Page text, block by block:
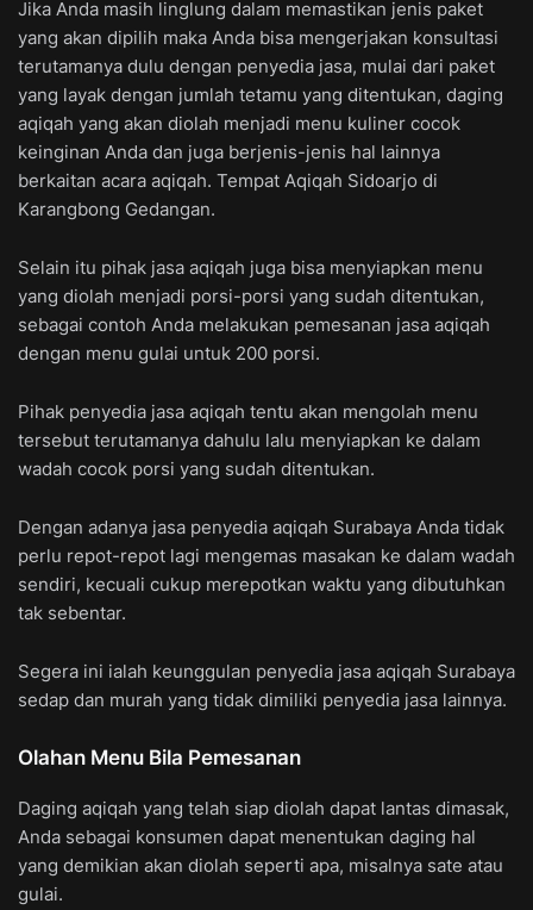
Jika Anda masih linglung dalam memastikan jenis paket
yang akan dipilih maka Anda bisa mengerjakan konsultasi
terutamanya dulu dengan penyedia jasa, mulai dari paket
yang layak dengan jumlah tetamu yang ditentukan, daging
aqiqah yang akan diolah menjadi menu kuliner cocok
keinginan Anda dan juga berjenis-jenis hal lainnya
berkaitan acara aqiqah. Tempat Aqiqah Sidoarjo di
Karangbong Gedangan.
Selain itu pihak jasa aqiqah juga bisa menyiapkan menu
yang diolah menjadi porsi-porsi yang sudah ditentukan,
sebagai contoh Anda melakukan pemesanan jasa aqiqah
dengan menu gulai untuk 200 porsi.
Pihak penyedia jasa aqiqah tentu akan mengolah menu
tersebut terutamanya dahulu lalu menyiapkan ke dalam
wadah cocok porsi yang sudah ditentukan.
Dengan adanya jasa penyedia aqiqah Surabaya Anda tidak
perlu repot-repot lagi mengemas masakan ke dalam wadah
sendiri, kecuali cukup merepotkan waktu yang dibutuhkan
tak sebentar.
Segera ini ialah keunggulan penyedia jasa aqiqah Surabaya
sedap dan murah yang tidak dimiliki penyedia jasa lainnya.
Olahan Menu Bila Pemesanan
Daging aqiqah yang telah siap diolah dapat lantas dimasak,
Anda sebagai konsumen dapat menentukan daging hal
yang demikian akan diolah seperti apa, misalnya sate atau
gulai.